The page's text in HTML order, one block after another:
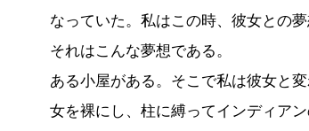
なっていた。私はこの時、彼女との夢
それはこんな夢想である。
ある小屋がある。そこで私は彼女と
女を裸にし、柱に縛ってインディア